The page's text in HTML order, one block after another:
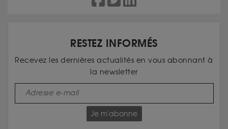
RESTEZ INFORMÉS
Recevez les dernières actualités en vous abonnant à
la newsletter
Je m'abonne